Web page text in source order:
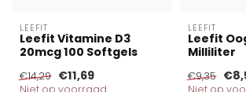
LEEFIT
Leefit Vitamine D3
20mcg 100 Softgels
€14,29 €11,69
Niet op voorraad
LEEFIT
Leefit
Milliliter
€9,35
Niet op